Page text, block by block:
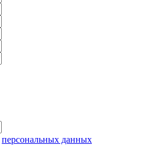
персональных данных